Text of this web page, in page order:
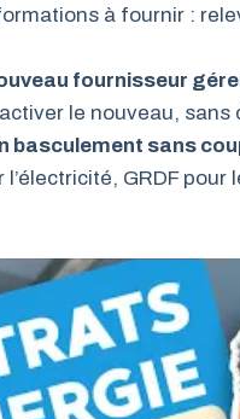
à fournir :
fournisseur
le nouveau,
basculement sans
l’électricité, GRDF